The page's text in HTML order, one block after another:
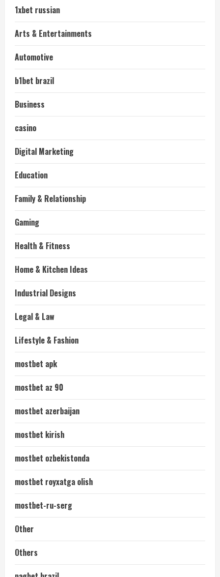
1xbet russian
Arts & Entertainments
Automotive
b1bet brazil
Business
casino
Digital Marketing
Education
Family & Relationship
Gaming
Health & Fitness
Home & Kitchen Ideas
Industrial Designs
Legal & Law
Lifestyle & Fashion
mostbet apk
mostbet az 90
mostbet azerbaijan
mostbet kirish
mostbet ozbekistonda
mostbet royxatga olish
mostbet-ru-serg
Other
Others